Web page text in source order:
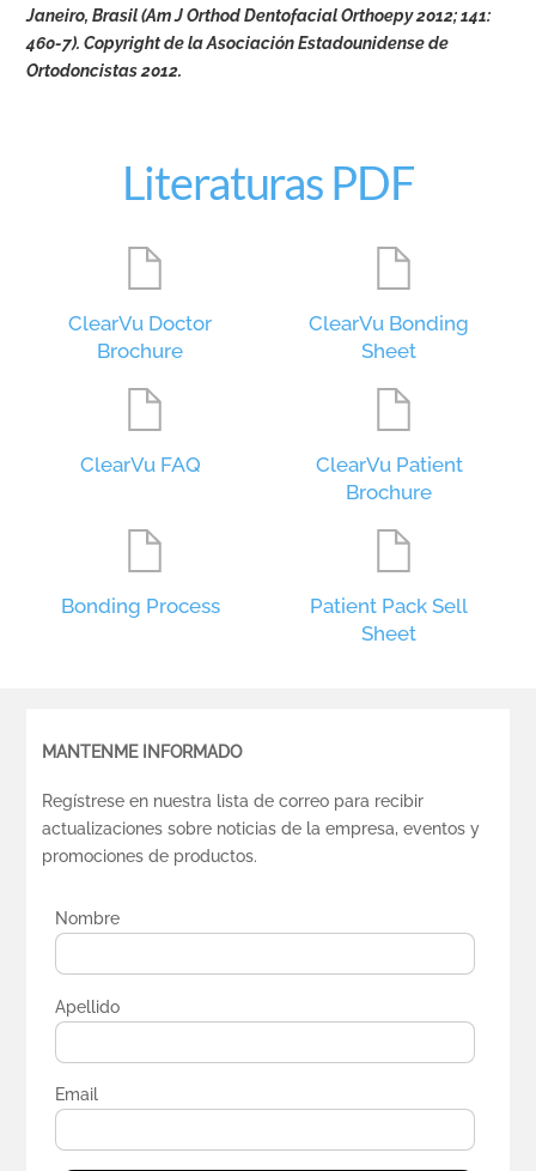
Janeiro, Brasil (Am J Orthod Dentofacial Orthoepy 2012; 141:
460-7). Copyright de la Asociación Estadounidense de
Ortodoncistas 2012.
Literaturas PDF
ClearVu Doctor
Brochure
ClearVu Bonding
Sheet
ClearVu FAQ
ClearVu Patient
Brochure
Bonding Process
Patient Pack Sell
Sheet
MANTENME INFORMADO
Regístrese en nuestra lista de correo para recibir
actualizaciones sobre noticias de la empresa, eventos y
promociones de productos.
Nombre
Apellido
Email